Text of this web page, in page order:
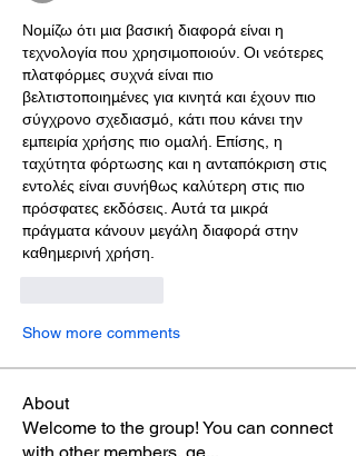
Νομίζω ότι μια βασική διαφορά είναι η
τεχνολογία που χρησιμοποιούν. Οι νεότερες
πλατφόρμες συχνά είναι πιο
βελτιστοποιημένες για κινητά και έχουν πιο
σύγχρονο σχεδιασμό, κάτι που κάνει την
εμπειρία χρήσης πιο ομαλή. Επίσης, η
ταχύτητα φόρτωσης και η ανταπόκριση στις
εντολές είναι συνήθως καλύτερη στις πιο
πρόσφατες εκδόσεις. Αυτά τα μικρά
πράγματα κάνουν μεγάλη διαφορά στην
καθημερινή χρήση.
Show more comments
About
Welcome to the group! You can connect